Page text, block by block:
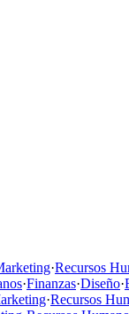
·Recursos
·Finanzas·Diseño·
·Recursos